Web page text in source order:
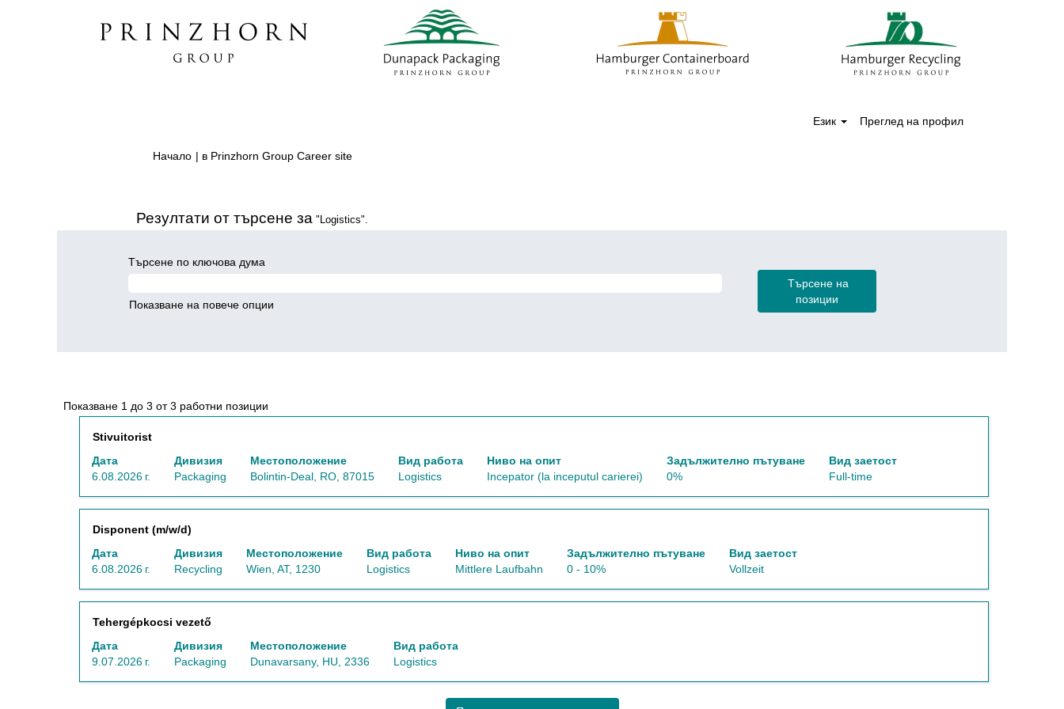
Език Преглед на профил
Начало | в Prinzhorn Group Career site(настояща
Резултати от търсене за "Logistics".
Търсене по ключова дума
Показване на повече опции
Показване 1 до 3 от 3 работни позиции
от
"Logistics".
Показване
1
таб,
за
Позиция
Stivuitorist
Дата
6.08.2026 г.
Дивизия
Packaging
Местоположение
Bolintin-Deal, RO, 87015
Вид работа
Logistics
Ниво на опит
Incepator (la inceputul carierei)
Задължително пътуване
0%
Вид заетост
Full-time
Изберете
бутона
за
интервал,
да
прегледате
пълното
за
задание.
Позиция
Disponent (m/w/d)
Дата
6.08.2026 г.
Дивизия
Recycling
Местоположение
Wien, AT, 1230
Вид работа
Logistics
Ниво на опит
Mittlere Laufbahn
Задължително пътуване
0 - 10%
Вид заетост
Vollzeit
Изберете
бутона
за
интервал,
да
прегледате
пълното
Позиция
Tehergépkocsi vezető
Дата
9.07.2026 г.
Дивизия
Packaging
Местоположение
Dunavarsany, HU, 2336
Вид работа
Logistics
Изберете
бутона
за
интервал,